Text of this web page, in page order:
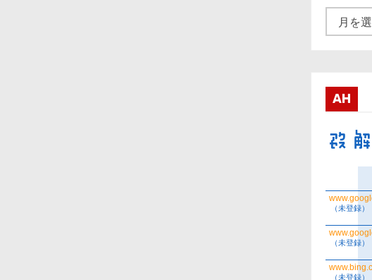
ー
ブ
AH